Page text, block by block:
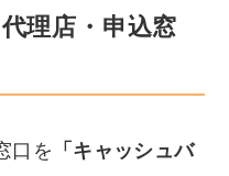
理店・申込窓
口を 「キャッシュバ